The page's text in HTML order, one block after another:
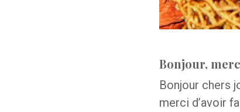
Bonjour,
Bonjour chers
merci d’avoir